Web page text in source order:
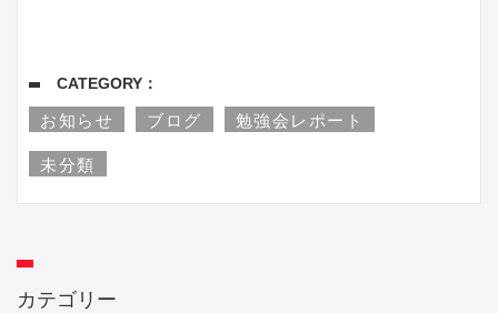
CATEGORY：
お知らせ ブログ 勉強会レポート
未分類
カテゴリー